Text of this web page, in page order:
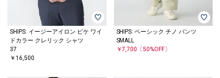
SHIPS: イージーアイロン ピケ ワイ
ドカラー クレリック シャツ
37
￥16,500
SHIPS: ベーシック チノ パンツ
SMALL
￥7,700 〔50%OFF〕